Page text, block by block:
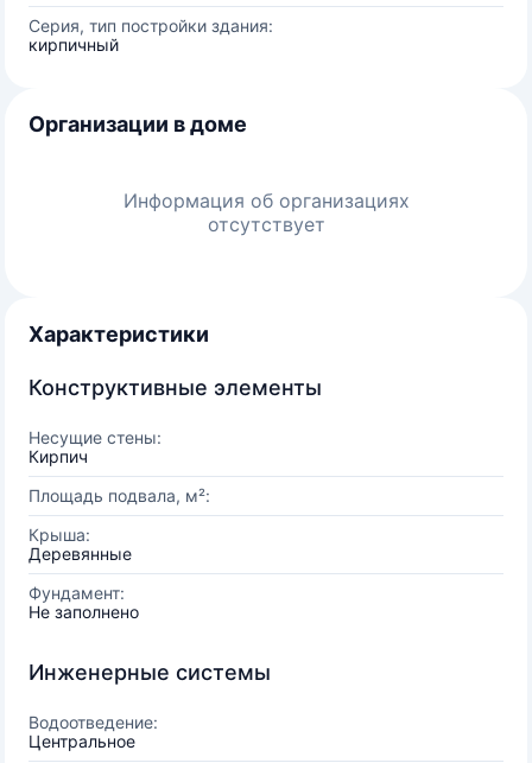
Серия, тип постройки здания:
кирпичный
Организации в доме
Информация об организациях
отсутствует
Характеристики
Конструктивные элементы
Несущие стены:
Кирпич
Площадь подвала, м²:
Крыша:
Деревянные
Фундамент:
Не заполнено
Инженерные системы
Водоотведение:
Центральное